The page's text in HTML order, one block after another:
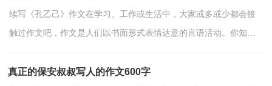
续写《孔乙己》作文在学习、工作或生活中，大家或多或少都会接
触过作文吧，作文是人们以书面形式表情达意的言语活动。你知道
真正的保安叔叔写人的作文600字